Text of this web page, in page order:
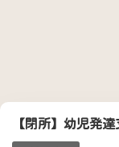
【閉所】幼児発